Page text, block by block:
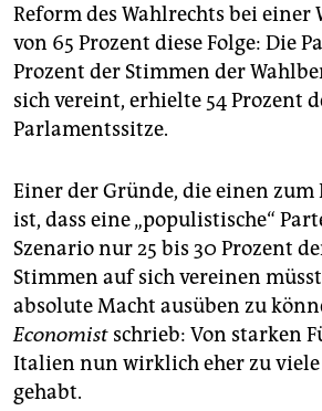
Reform des Wahlrechts bei
von 65 Prozent diese Folge: Die
Prozent der Stimmen der
sich vereint, erhielte 54 Prozent
Parlamentssitze.
Einer der Gründe, die einen zum
ist, dass eine „populistische“
Szenario nur 25 bis 30 Prozent
Stimmen auf sich vereinen
absolute Macht ausüben zu
Economist schrieb: Von starken
Italien nun wirklich eher zu viele
gehabt.